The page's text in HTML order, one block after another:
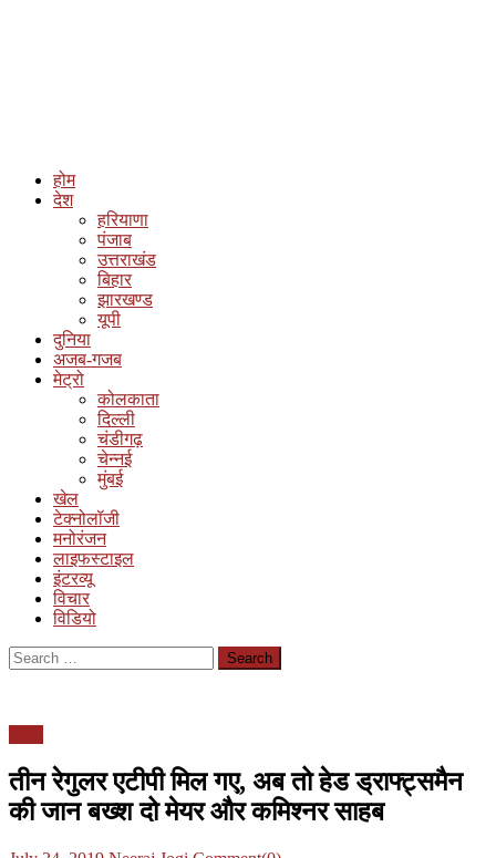
होम
देश
हरियाणा
पंजाब
उत्तराखंड
बिहार
झारखण्ड
यूपी
दुनिया
अजब-गजब
मेट्रो
कोलकाता
दिल्ली
चंडीगढ़
चेन्नई
मुंबई
खेल
टेक्नोलॉजी
मनोरंजन
लाइफस्टाइल
इंटरव्यू
विचार
विडियो
Search
for:
तीन रेगुलर एटीपी मिल गए, अब तो हेड ड्राफ्ट्समैन
की जान बख्श दो मेयर और कमिश्नर साहब